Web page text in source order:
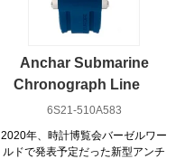
Anchar Submarine
Chronograph Line
6S21-510A583
2020年、時計博覧会バーゼルワー
ルドで発表予定だった新型アンチ